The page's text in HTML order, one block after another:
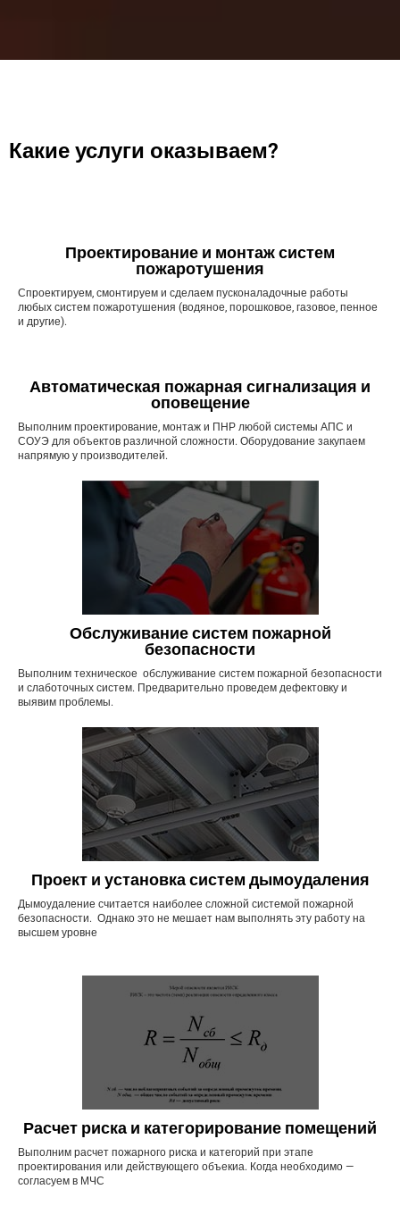
Какие услуги оказываем?
Проектирование и монтаж систем
пожаротушения
Спроектируем, смонтируем и сделаем пусконаладочные работы
любых систем пожаротушения (водяное, порошковое, газовое, пенное
и другие).
Автоматическая пожарная сигнализация и
оповещение
Выполним проектирование, монтаж и ПНР любой системы АПС и
СОУЭ для объектов различной сложности. Оборудование закупаем
напрямую у производителей.
Обслуживание систем пожарной
безопасности
Выполним техническое обслуживание систем пожарной безопасности
и слаботочных систем. Предварительно проведем дефектовку и
выявим проблемы.
Проект и установка систем дымоудаления
Дымоудаление считается наиболее сложной системой пожарной
безопасности. Однако это не мешает нам выполнять эту работу на
высшем уровне
Расчет риска и категорирование помещений
Выполним расчет пожарного риска и категорий при этапе
проектирования или действующего объекиа. Когда необходимо —
согласуем в МЧС